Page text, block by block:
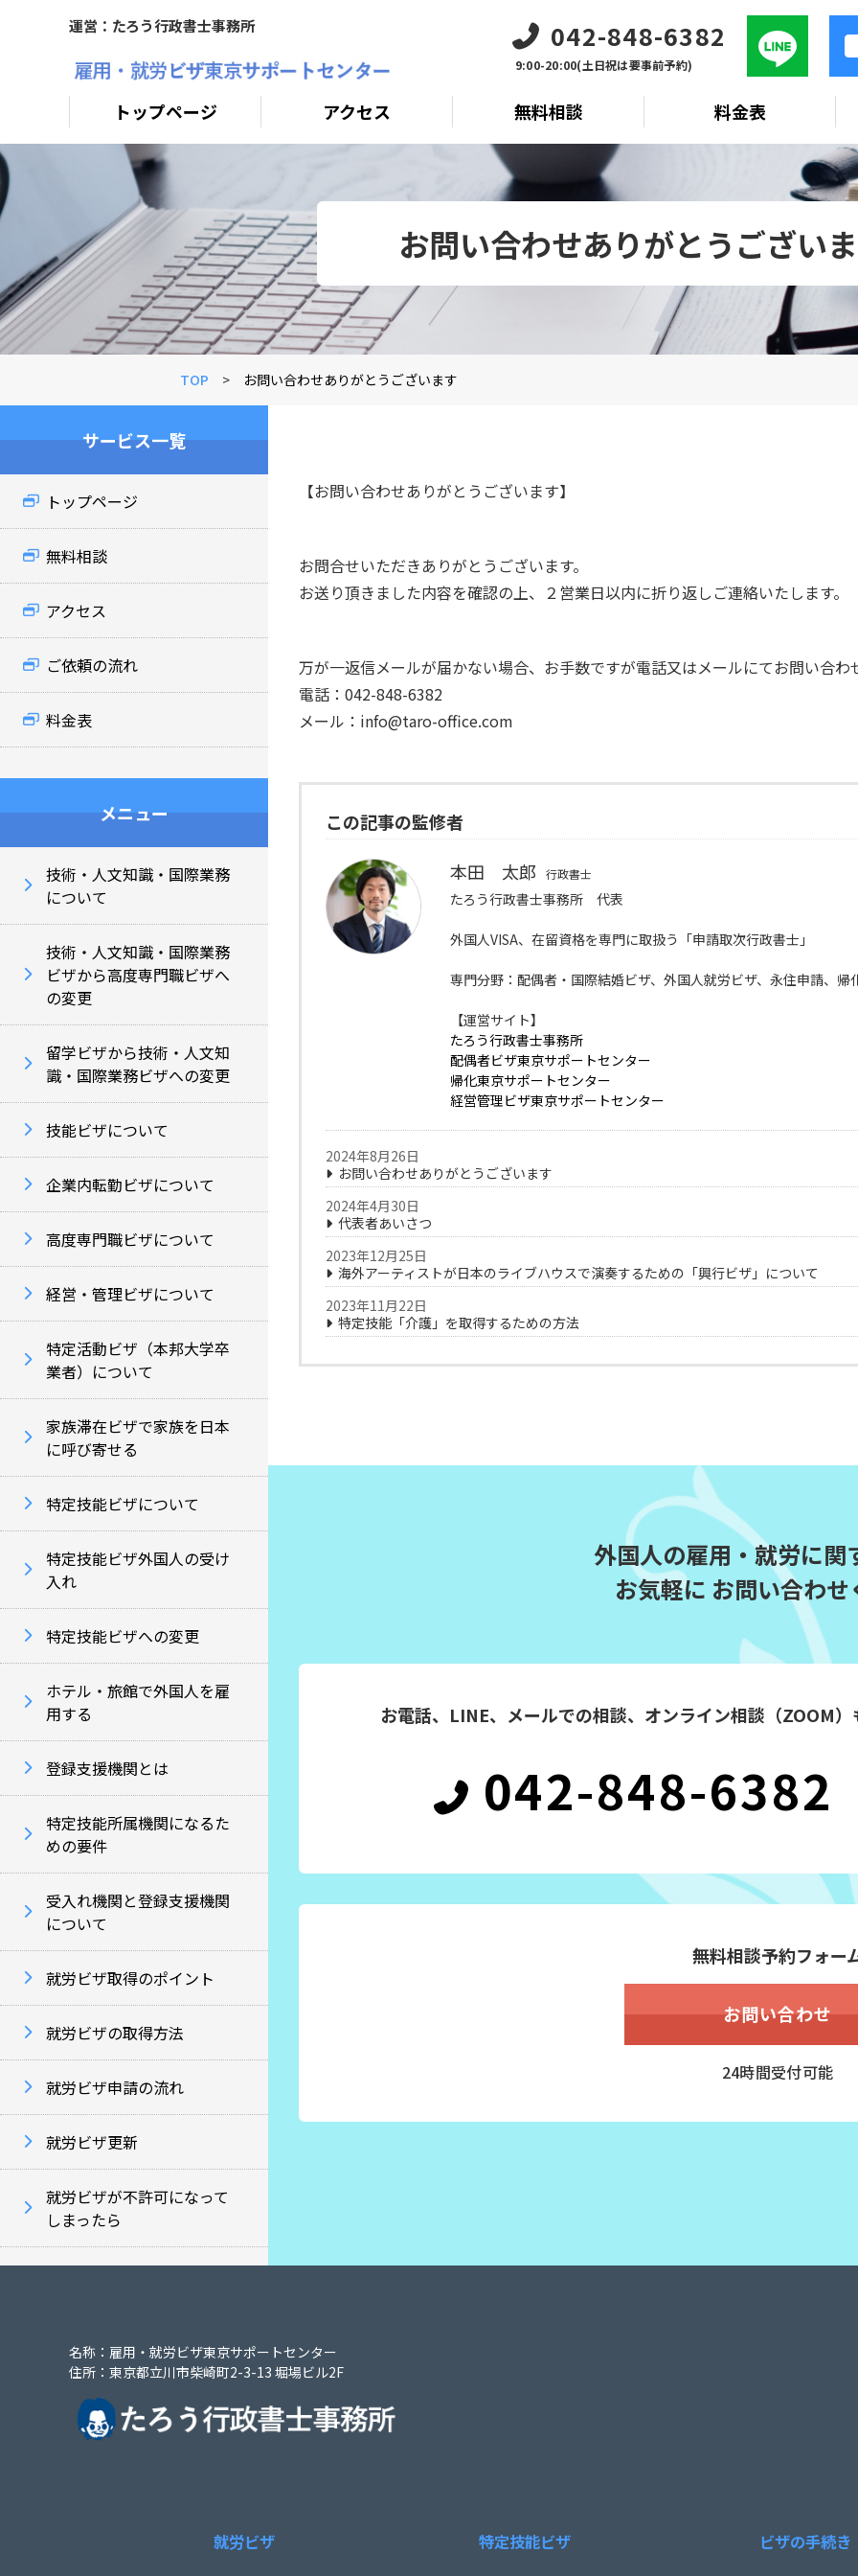
運営：たろう行政書士事務所 042-848-6382
9:00-20:00(土日祝は要事前予約)
トップページ アクセス 無料相談 料金表
お問い合わせありがとうござい
TOP > お問い合わせありがとうございます
サービス一覧
トップページ
無料相談
アクセス
ご依頼の流れ
料金表
メニュー
技術・人文知識・国際業務
について
技術・人文知識・国際業務
ビザから高度専門職ビザへ
の変更
留学ビザから技術・人文知
識・国際業務ビザへの変更
技能ビザについて
企業内転勤ビザについて
高度専門職ビザについて
経営・管理ビザについて
特定活動ビザ（本邦大学卒
業者）について
家族滞在ビザで家族を日本
に呼び寄せる
特定技能ビザについて
特定技能ビザ外国人の受け
入れ
特定技能ビザへの変更
ホテル・旅館で外国人を雇
用する
登録支援機関とは
特定技能所属機関になるた
めの要件
受入れ機関と登録支援機関
について
就労ビザ取得のポイント
就労ビザの取得方法
就労ビザ申請の流れ
就労ビザ更新
就労ビザが不許可になって
しまったら
【お問い合わせありがとうございます】
お問合せいただきありがとうございます。
お送り頂きました内容を確認の上、２営業日以内に折り返しご連絡いたします。
万が一返信メールが届かない場合、お手数ですが電話又はメールにてお問い合わ
電話：042-848-6382
メール：info@taro-office.com
この記事の監修者
本田 太郎
行政書士
たろう行政書士事務所 代表
外国人VISA、在留資格を専門に取扱う「申請取次行政書士」
専門分野：配偶者・国際結婚ビザ、外国人就労ビザ、永住申請、帰
【運営サイト】
たろう行政書士事務所
配偶者ビザ東京サポートセンター
帰化東京サポートセンター
経営管理ビザ東京サポートセンター
2024年8月26日
お問い合わせありがとうございます
2024年4月30日
代表者あいさつ
2023年12月25日
海外アーティストが日本のライブハウスで演奏するための「興行ビザ」について
2023年11月22日
特定技能「介護」を取得するための方法
外国人の雇用・就労に関
お気軽に お問い合わせ
お電話、LINE、メールでの相談、オンライン相談（ZOOM）
042-848-6382
無料相談予約フォー
お問い合わせ
24時間受付可能
名称：雇用・就労ビザ東京サポートセンター
住所：東京都立川市柴崎町2-3-13 堀場ビル2F
就労ビザ 特定技能ビザ ビザの手続き